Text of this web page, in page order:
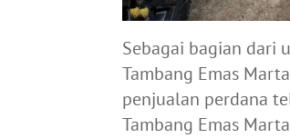
Sebagai bagian dari
Tambang Emas
penjualan perdana
Tambang Emas